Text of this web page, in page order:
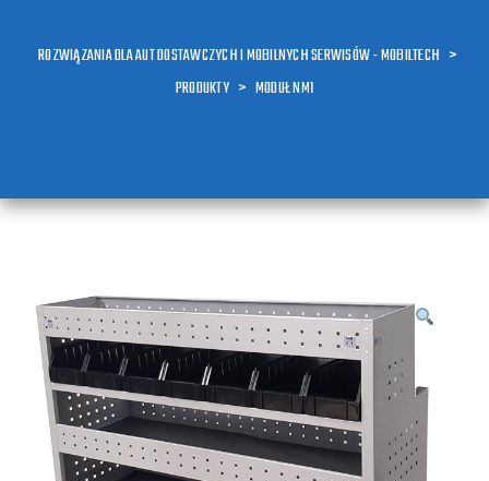
ROZWIĄZANIA DLA AUT DOSTAWCZYCH I MOBILNYCH SERWISÓW - MOBILTECH >
PRODUKTY > MODUŁ NM1